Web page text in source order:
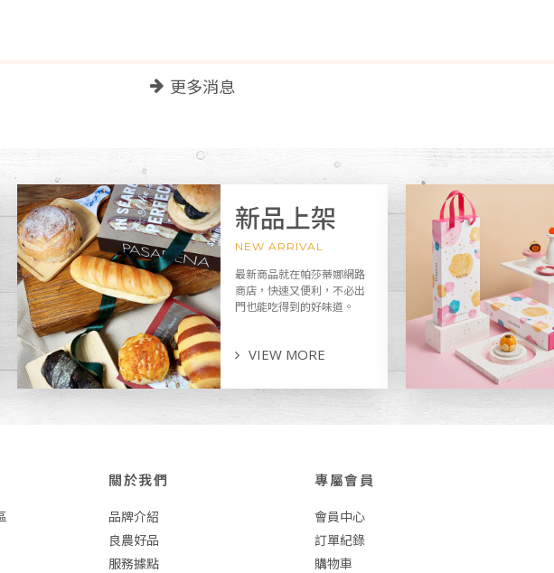
更多消息
新品上架
NEW ARRIVAL
最新商品就在帕莎蒂娜網路
商店，快速又便利，不必出
門也能吃得到的好味道。
VIEW MORE
關於我們
品牌介紹
良農好品
服務據點
專屬會員
會員中心
訂單紀錄
購物車